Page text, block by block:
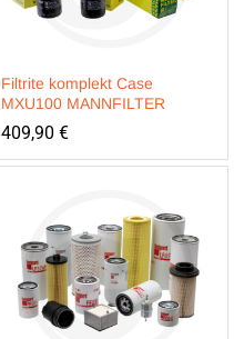
Filtrite komplekt Case
MXU100 MANNFILTER
409,90 €